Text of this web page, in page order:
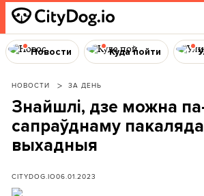
Новости Куда пойти
НОВОСТИ ЗА ДЕНЬ
Знайшлі, дзе можна
сапраўднаму
выхадныя
CITYDOG.IO06.01.2023